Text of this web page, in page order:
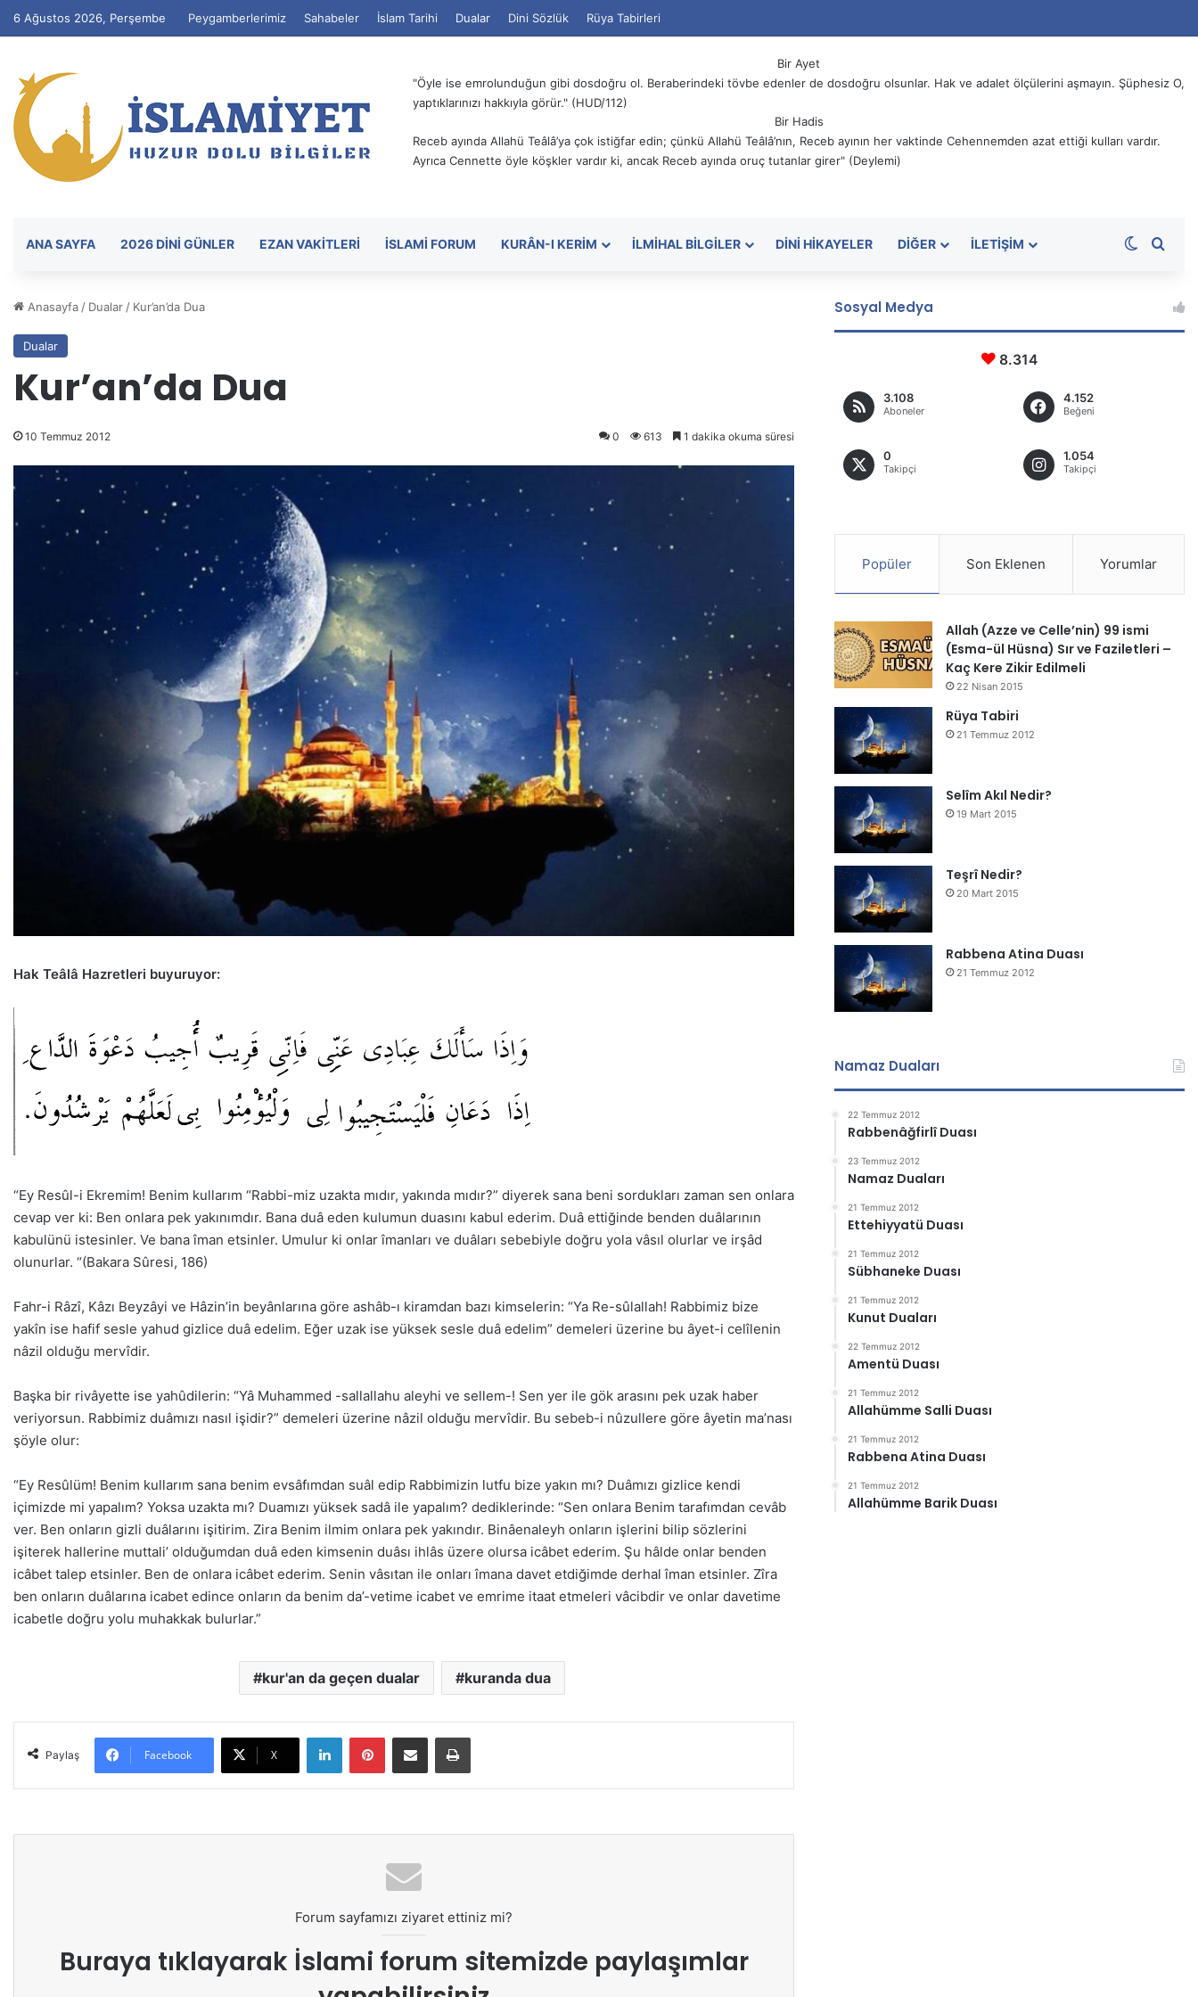
6 Ağustos 2026, Perşembe Peygamberlerimiz Sahabeler İslam Tarihi Dualar Dini Sözlük Rüya Tabirleri
Bir Ayet
"Öyle ise emrolunduğun gibi dosdoğru ol. Beraberindeki tövbe edenler de dosdoğru olsunlar. Hak ve adalet ölçülerini aşmayın. Şüphesiz O,
yaptıklarınızı hakkıyla görür." (HUD/112)
Bir Hadis
Receb ayında Allahü Teâlâ’ya çok istiğfar edin; çünkü Allahü Teâlâ’nın, Receb ayının her vaktinde Cehennemden azat ettiği kulları vardır.
Ayrıca Cennette öyle köşkler vardır ki, ancak Receb ayında oruç tutanlar girer" (Deylemi)
ANA SAYFA 2026 DİNİ GÜNLER EZAN VAKITLERI İSLAMI FORUM KURÂN-I KERIM İLMIHAL BILGILER DINI HIKAYELER DIĞER İLETIŞIM Dış
Anasayfa / Dualar / Kur’an’da Dua
Dualar
Kur’an’da Dua
10 Temmuz 2012 0 613 1 dakika okuma süresi
Hak Teâlâ Hazretleri buyuruyor:
“Ey Resûl-i Ekremim! Benim kullarım “Rabbi-miz uzakta mıdır, yakında mıdır?” diyerek sana beni sordukları zaman sen onlara
cevap ver ki: Ben onlara pek yakınımdır. Bana duâ eden kulumun duasını kabul ederim. Duâ ettiğinde benden duâlarının
kabulünü istesinler. Ve bana îman etsinler. Umulur ki onlar îmanları ve duâları sebebiyle doğru yola vâsıl olurlar ve irşâd
olunurlar. “(Bakara Sûresi, 186)
Fahr-i Râzî, Kâzı Beyzâyi ve Hâzin’in beyânlarına göre ashâb-ı kiramdan bazı kimselerin: “Ya Re-sûlallah! Rabbimiz bize
yakîn ise hafif sesle yahud gizlice duâ edelim. Eğer uzak ise yüksek sesle duâ edelim” demeleri üzerine bu âyet-i celîlenin
nâzil olduğu mervîdir.
Başka bir rivâyette ise yahûdilerin: “Yâ Muhammed -sallallahu aleyhi ve sellem-! Sen yer ile gök arasını pek uzak haber
veriyorsun. Rabbimiz duâmızı nasıl işidir?” demeleri üzerine nâzil olduğu mervîdir. Bu sebeb-i nûzullere göre âyetin ma’nası
şöyle olur:
“Ey Resûlüm! Benim kullarım sana benim evsâfımdan suâl edip Rabbimizin lutfu bize yakın mı? Duâmızı gizlice kendi
içimizde mi yapalım? Yoksa uzakta mı? Duamızı yüksek sadâ ile yapalım? dediklerinde: “Sen onlara Benim tarafımdan cevâb
ver. Ben onların gizli duâlarını işitirim. Zira Benim ilmim onlara pek yakındır. Binâenaleyh onların işlerini bilip sözlerini
işiterek hallerine muttali’ olduğumdan duâ eden kimsenin duâsı ihlâs üzere olursa icâbet ederim. Şu hâlde onlar benden
icâbet talep etsinler. Ben de onlara icâbet ederim. Senin vâsıtan ile onları îmana davet etdiğimde derhal îman etsinler. Zîra
ben onların duâlarına icabet edince onların da benim da’-vetime icabet ve emrime itaat etmeleri vâcibdir ve onlar davetime
icabetle doğru yolu muhakkak bulurlar.”
kur'an da geçen dualar kuranda dua
Paylaş Facebook X
Forum sayfamızı ziyaret ettiniz mi?
Buraya tıklayarak İslami forum sitemizde paylaşımlar
Sosyal Medya
8.314
3.108
Aboneler
4.152
Beğeni
0
Takipçi
1.054
Takipçi
Popüler Son Eklenen Yorumlar
Allah (Azze ve Celle’nin) 99 ismi
(Esma-ül Hüsna) Sır ve Faziletleri –
Kaç Kere Zikir Edilmeli
22 Nisan 2015
Rüya Tabiri
21 Temmuz 2012
Selîm Akıl Nedir?
19 Mart 2015
Teşrî Nedir?
20 Mart 2015
Rabbena Atina Duası
21 Temmuz 2012
Namaz Duaları
22 Temmuz 2012
Rabbenâğfirlî Duası
23 Temmuz 2012
Namaz Duaları
21 Temmuz 2012
Ettehiyyatü Duası
21 Temmuz 2012
Sübhaneke Duası
21 Temmuz 2012
Kunut Duaları
22 Temmuz 2012
Amentü Duası
21 Temmuz 2012
Allahümme Salli Duası
21 Temmuz 2012
Rabbena Atina Duası
21 Temmuz 2012
Allahümme Barik Duası